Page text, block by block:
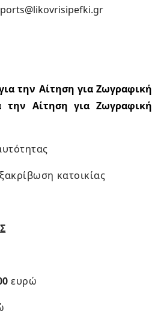
την Αίτηση για Ζωγραφική
την Αίτηση για Ζωγραφική
κατοικίας
ευρώ